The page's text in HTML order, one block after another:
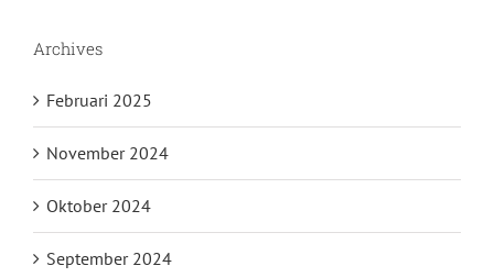
Archives
Februari 2025
November 2024
Oktober 2024
September 2024